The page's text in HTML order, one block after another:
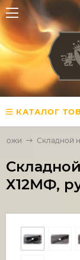
КАТАЛОГ
ножи Складной
Х12МФ,